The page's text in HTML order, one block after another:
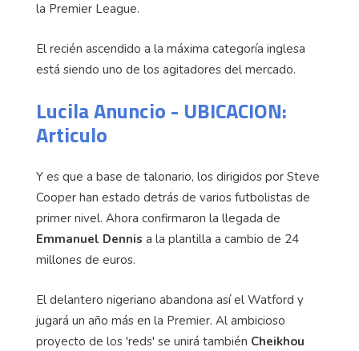
la Premier League.
El recién ascendido a la máxima categoría inglesa
está siendo uno de los agitadores del mercado.
Lucila Anuncio - UBICACION:
Articulo
Y es que a base de talonario, los dirigidos por Steve
Cooper han estado detrás de varios futbolistas de
primer nivel. Ahora confirmaron la llegada de
Emmanuel Dennis a la plantilla a cambio de 24
millones de euros.
El delantero nigeriano abandona así el Watford y
jugará un año más en la Premier. Al ambicioso
proyecto de los 'reds' se unirá también Cheikhou